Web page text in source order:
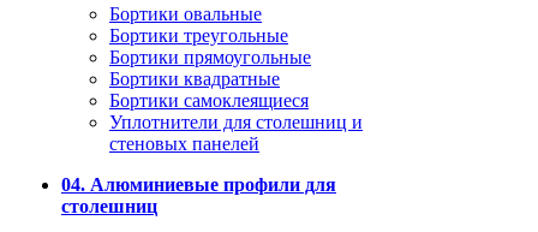
Бортики овальные
Бортики треугольные
Бортики прямоугольные
Бортики квадратные
Бортики самоклеящиеся
Уплотнители для столешниц и
стеновых панелей
04. Алюминиевые профили для
столешниц